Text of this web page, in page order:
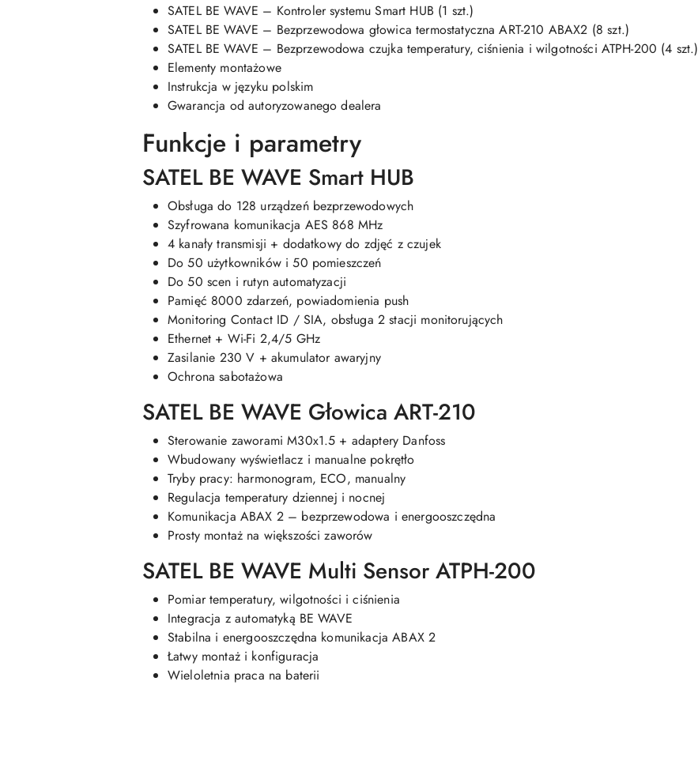
SATEL BE WAVE – Kontroler systemu Smart HUB (1 szt.)
SATEL BE WAVE – Bezprzewodowa głowica termostatyczna ART-210 ABAX2 (8 szt.)
SATEL BE WAVE – Bezprzewodowa czujka temperatury, ciśnienia i wilgotności ATPH-200 (4 szt.)
Elementy montażowe
Instrukcja w języku polskim
Gwarancja od autoryzowanego dealera
Funkcje i parametry
SATEL BE WAVE Smart HUB
Obsługa do 128 urządzeń bezprzewodowych
Szyfrowana komunikacja AES 868 MHz
4 kanały transmisji + dodatkowy do zdjęć z czujek
Do 50 użytkowników i 50 pomieszczeń
Do 50 scen i rutyn automatyzacji
Pamięć 8000 zdarzeń, powiadomienia push
Monitoring Contact ID / SIA, obsługa 2 stacji monitorujących
Ethernet + Wi-Fi 2,4/5 GHz
Zasilanie 230 V + akumulator awaryjny
Ochrona sabotażowa
SATEL BE WAVE Głowica ART-210
Sterowanie zaworami M30x1.5 + adaptery Danfoss
Wbudowany wyświetlacz i manualne pokrętło
Tryby pracy: harmonogram, ECO, manualny
Regulacja temperatury dziennej i nocnej
Komunikacja ABAX 2 – bezprzewodowa i energooszczędna
Prosty montaż na większości zaworów
SATEL BE WAVE Multi Sensor ATPH-200
Pomiar temperatury, wilgotności i ciśnienia
Integracja z automatyką BE WAVE
Stabilna i energooszczędna komunikacja ABAX 2
Łatwy montaż i konfiguracja
Wieloletnia praca na baterii